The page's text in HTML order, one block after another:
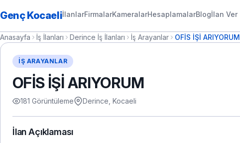
Genç KocaeliİlanlarFirmalarKameralarHesaplamalarBlogİlan Ver
Anasayfa İş İlanları Derince İş İlanları İş Arayanlar OFİS İŞİ ARIYORUM
İŞ ARAYANLAR
OFİS İŞİ ARIYORUM
181 Görüntüleme Derince, Kocaeli
İlan Açıklaması